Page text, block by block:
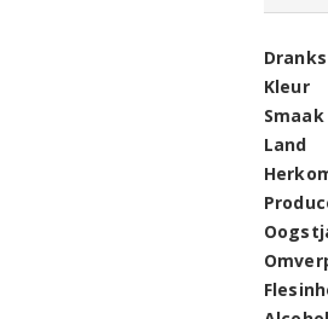
Kleur
Smaak
Land